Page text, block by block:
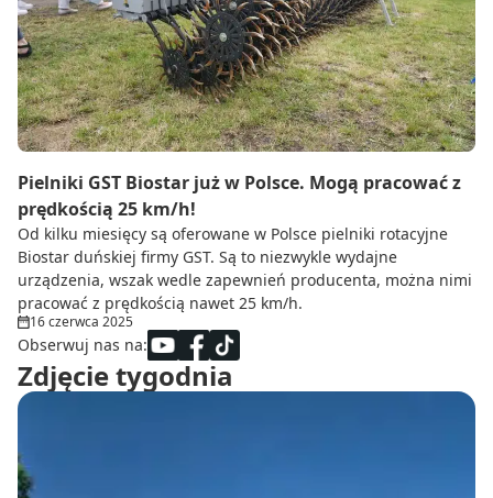
Do zbioru
Rolnictwo precyzyjne
Dealerzy
Ze świata techniki rolniczej
Pielniki GST Biostar już w Polsce. Mogą pracować z
prędkością 25 km/h!
Od kilku miesięcy są oferowane w Polsce pielniki rotacyjne
Biostar duńskiej firmy GST. Są to niezwykle wydajne
urządzenia, wszak wedle zapewnień producenta, można nimi
pracować z prędkością nawet 25 km/h.
16 czerwca 2025
Obserwuj nas na:
Zdjęcie tygodnia